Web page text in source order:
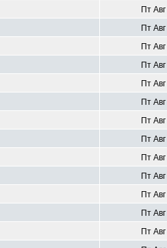
Пт
Пт
Пт
Пт
Пт
Пт
Пт
Пт
Пт
Пт
Пт
Пт
Пт